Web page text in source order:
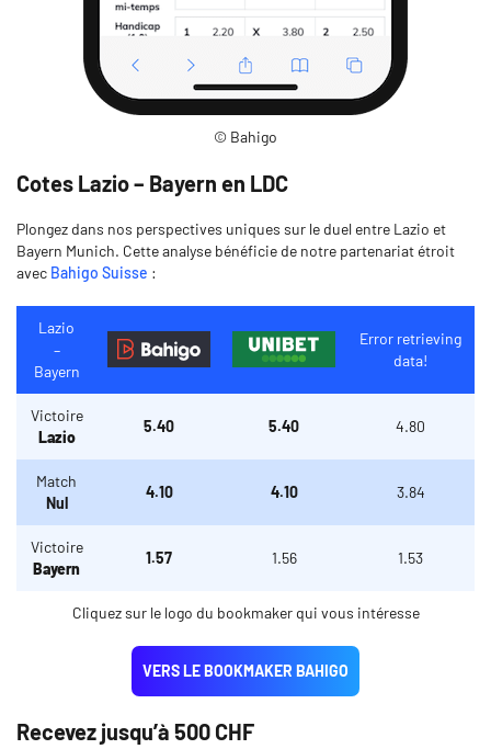
© Bahigo
Cotes Lazio – Bayern en LDC
Plongez dans nos perspectives uniques sur le duel entre Lazio et
Bayern Munich. Cette analyse bénéficie de notre partenariat étroit
avec Bahigo Suisse :
Lazio
–
Bayern
Error retrieving
data!
Victoire
Lazio
5.40 5.40 4.80
Match
Nul
4.10 4.10 3.84
Victoire
Bayern
1.57 1.56 1.53
Cliquez sur le logo du bookmaker qui vous intéresse
VERS LE BOOKMAKER BAHIGO
Recevez jusqu’à 500 CHF